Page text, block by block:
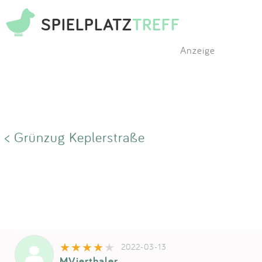
SPIELPLATZTREFF
Anzeige
< Grünzug Keplerstraße
2022-03-13